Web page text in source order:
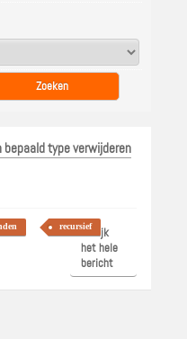
bepaald type verwijderen
recursiefBekijk
het hele
bericht